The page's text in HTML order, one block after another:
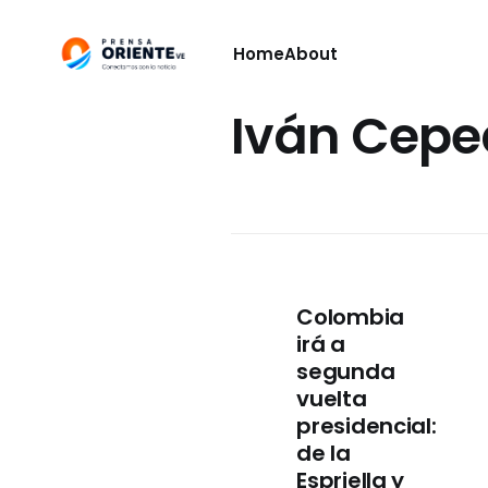
HomeAbout
Iván
Colombia
irá a
segunda
vuelta
presidencial:
de la
Espriella y